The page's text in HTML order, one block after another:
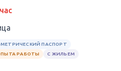
ПАСПОРТ
РАБОТЫ
С ЖИЛЬЕМ